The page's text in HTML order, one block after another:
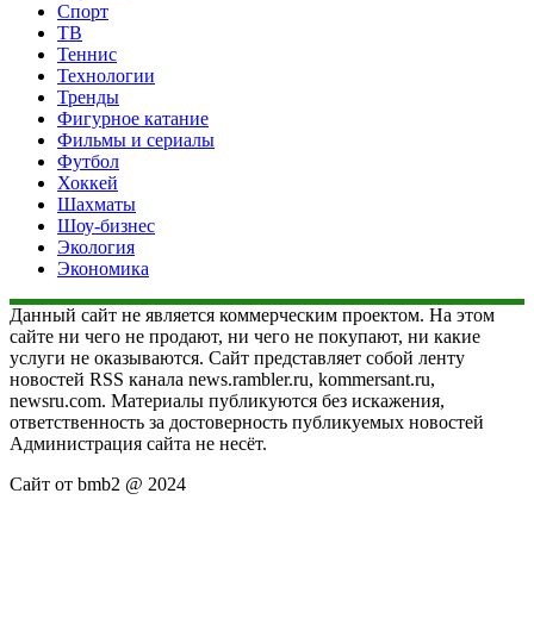
Спорт
ТВ
Теннис
Технологии
Тренды
Фигурное катание
Фильмы и сериалы
Футбол
Хоккей
Шахматы
Шоу-бизнес
Экология
Экономика
Данный сайт не является коммерческим проектом. На этом
сайте ни чего не продают, ни чего не покупают, ни какие
услуги не оказываются. Сайт представляет собой ленту
новостей RSS канала news.rambler.ru, kommersant.ru,
newsru.com. Материалы публикуются без искажения,
ответственность за достоверность публикуемых новостей
Администрация сайта не несёт.
Сайт от bmb2 @ 2024